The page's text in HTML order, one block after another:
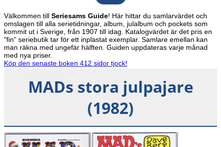
Välkommen till Seriesams Guide! Här hittar du samlarvärdet och
omslagen till alla serietidningar, album, julalbum och pockets som
kommit ut i Sverige, från 1907 till idag. Katalogvärdet är det pris en
"fin" seriebutik tar för ett inplastat exemplar. Samlare emellan kan
man räkna med ungefär hälften. Guiden uppdateras varje månad
med nya priser.
Köp den senaste boken 412 sidor tjock!
MADs stora julpajare
(1982)